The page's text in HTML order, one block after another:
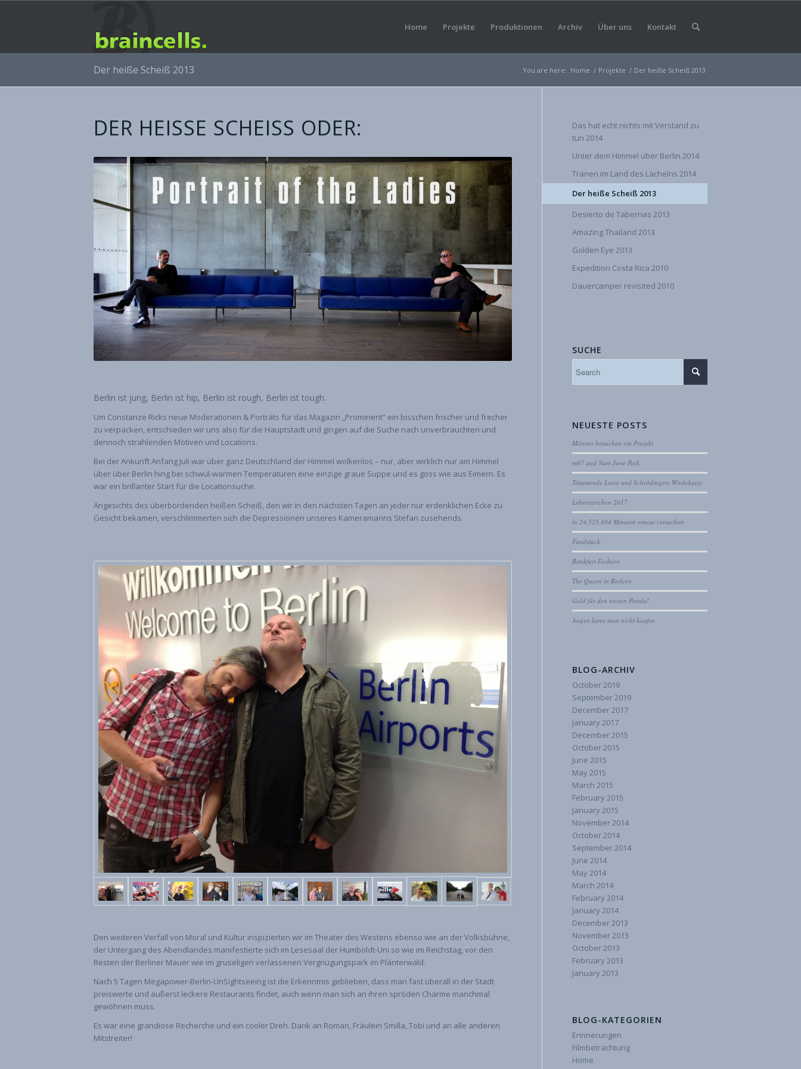
Home Projekte Produktionen Archiv Über uns Kontakt
Der heiße Scheiß 2013 You are here: Home / Projekte / Der heiße Scheiß 2013
DER HEISSE SCHEISS ODER:
Berlin ist jung, Berlin ist hip, Berlin ist rough, Berlin ist tough.
Um Constanze Ricks neue Moderationen & Porträts für das Magazin „Prominent“ ein bisschen frischer und frecher
zu verpacken, entschieden wir uns also für die Hauptstadt und gingen auf die Suche nach unverbrauchten und
dennoch strahlenden Motiven und Locations.
Bei der Ankunft Anfang Juli war über ganz Deutschland der Himmel wolkenlos – nur, aber wirklich nur am Himmel
über über Berlin hing bei schwül-warmen Temperaturen eine einzige graue Suppe und es goss wie aus Eimern. Es
war ein brillanter Start für die Locationsuche.
Angesichts des überbordenden heißen Scheiß, den wir in den nächsten Tagen an jeder nur erdenklichen Ecke zu
Gesicht bekamen, verschlimmerten sich die Depressionen unseres Kameramanns Stefan zusehends.
Den weiteren Verfall von Moral und Kultur inspizierten wir im Theater des Westens ebenso wie an der Volksbühne,
der Untergang des Abendlandes manifestierte sich im Lesesaal der Humboldt-Uni so wie im Reichstag, vor den
Resten der Berliner Mauer wie im gruseligen verlassenen Vergnügungspark im Plänterwald.
Nach 5 Tagen Megapower-Berlin-UnSightseeing ist die Erkenntnis geblieben, dass man fast überall in der Stadt
preiswerte und äußerst leckere Restaurants findet, auch wenn man sich an ihren spröden Charme manchmal
gewöhnen muss.
Es war eine grandiose Recherche und ein cooler Dreh. Dank an Roman, Fräulein Smilla, Tobi und an alle anderen
Mitstreiter!
Das hat echt nichts mit Verstand zu
tun 2014
Unter dem Himmel über Berlin 2014
Tränen im Land des Lächelns 2014
Der heiße Scheiß 2013
Desierto de Tabernas 2013
Amazing Thailand 2013
Golden Eye 2013
Expedition Costa Rica 2010
Dauercamper revisited 2010
SUCHE
NEUESTE POSTS
Männer brauchen ein Projekt
m87 und Nam June Paik
Träumende Leere und Schrödingers Winkekatze
Lebenszeichen 2017
in 24.525.894 Minuten erneut versuchen
Fundstück
Bankfurt Fashion
The Queen in Berleen
Gold für den weisen Panda!
Augen kann man nicht kaufen
BLOG-ARCHIV
October 2019
September 2019
December 2017
January 2017
December 2015
October 2015
June 2015
May 2015
March 2015
February 2015
January 2015
November 2014
October 2014
September 2014
June 2014
May 2014
March 2014
February 2014
January 2014
December 2013
November 2013
October 2013
February 2013
January 2013
BLOG-KATEGORIEN
Erinnerungen
Filmbetrachtung
Home